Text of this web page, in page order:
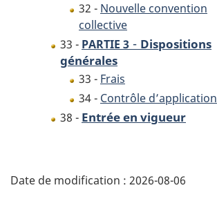
32 - Nouvelle convention
collective
33 - PARTIE 3 - Dispositions
générales
33 - Frais
34 - Contrôle d’application
38 - Entrée en vigueur
é
Date de modification : 2026-08-06